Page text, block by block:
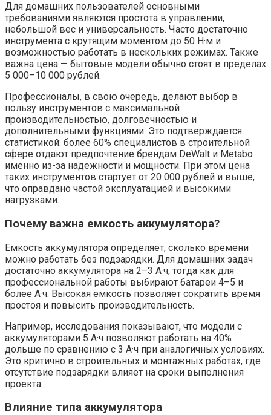
Для домашних пользователей основными
требованиями являются простота в управлении,
небольшой вес и универсальность. Часто достаточно
инструмента с крутящим моментом до 50 Н·м и
возможностью работать в нескольких режимах. Также
важна цена — бытовые модели обычно стоят в пределах
5 000–10 000 рублей.
Профессионалы, в свою очередь, делают выбор в
пользу инструментов с максимальной
производительностью, долговечностью и
дополнительными функциями. Это подтверждается
статистикой: более 60% специалистов в строительной
сфере отдают предпочтение брендам DeWalt и Metabo
именно из-за надежности и мощности. При этом цена
таких инструментов стартует от 20 000 рублей и выше,
что оправдано частой эксплуатацией и высокими
нагрузками.
Почему важна емкость аккумулятора?
Емкость аккумулятора определяет, сколько времени
можно работать без подзарядки. Для домашних задач
достаточно аккумулятора на 2–3 А·ч, тогда как для
профессиональной работы выбирают батареи 4–5 и
более А·ч. Высокая емкость позволяет сократить время
простоя и повысить производительность.
Например, исследования показывают, что модели с
аккумуляторами 5 А·ч позволяют работать на 40%
дольше по сравнению с 3 А·ч при аналогичных условиях.
Это критично в строительных и монтажных работах, где
отсутствие подзарядки влияет на сроки выполнения
проекта.
Влияние типа аккумулятора